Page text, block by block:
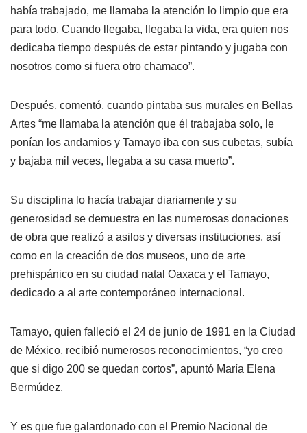
había trabajado, me llamaba la atención lo limpio que era
para todo. Cuando llegaba, llegaba la vida, era quien nos
dedicaba tiempo después de estar pintando y jugaba con
nosotros como si fuera otro chamaco”.
Después, comentó, cuando pintaba sus murales en Bellas
Artes “me llamaba la atención que él trabajaba solo, le
ponían los andamios y Tamayo iba con sus cubetas, subía
y bajaba mil veces, llegaba a su casa muerto”.
Su disciplina lo hacía trabajar diariamente y su
generosidad se demuestra en las numerosas donaciones
de obra que realizó a asilos y diversas instituciones, así
como en la creación de dos museos, uno de arte
prehispánico en su ciudad natal Oaxaca y el Tamayo,
dedicado a al arte contemporáneo internacional.
Tamayo, quien falleció el 24 de junio de 1991 en la Ciudad
de México, recibió numerosos reconocimientos, “yo creo
que si digo 200 se quedan cortos”, apuntó María Elena
Bermúdez.
Y es que fue galardonado con el Premio Nacional de